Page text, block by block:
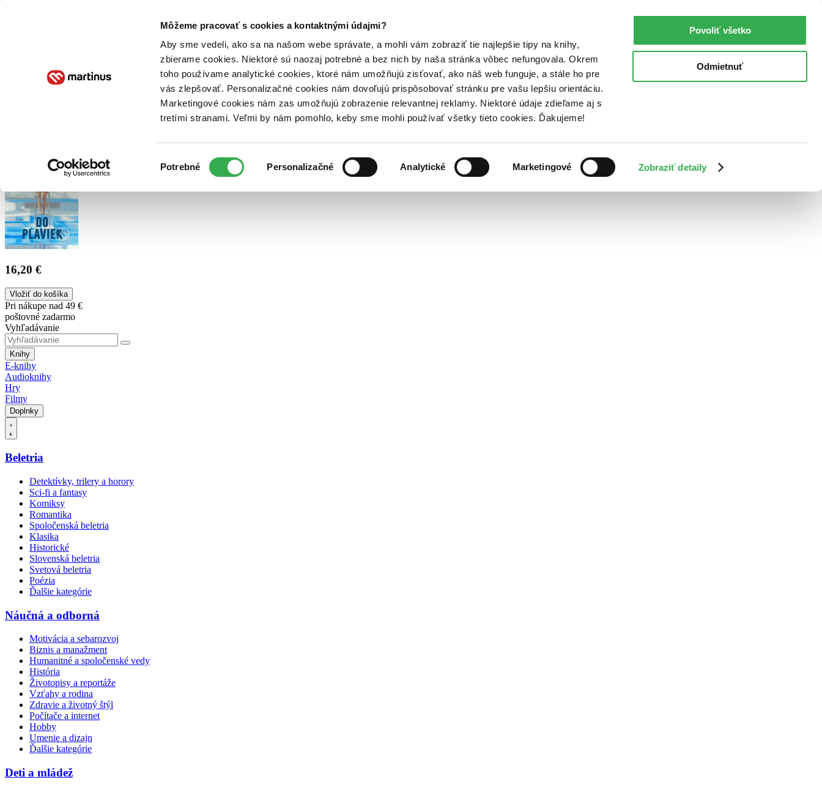
Môžeme pracovať s cookies a kontaktnými údajmi?
Aby sme vedeli, ako sa na našom webe správate, a mohli vám zobraziť tie najlepšie tipy na knihy,
zbierame cookies. Niektoré sú naozaj potrebné a bez nich by naša stránka vôbec nefungovala. Okrem
toho používame analytické cookies, ktoré nám umožňujú zisťovať, ako náš web funguje, a stále ho pre
vás zlepšovať. Personalizačné cookies nám dovoľujú prispôsobovať stránku pre vašu lepšiu orientáciu.
Marketingové cookies nám zas umožňujú zobrazenie relevantnej reklamy. Niektoré údaje zdieľame aj s
tretími stranami. Veľmi by nám pomohlo, keby sme mohli používať všetky tieto cookies. Ďakujeme!
súhlasu
Potrebné Personalizačné Analytické Marketingové Zobraziť detaily
Povoliť všetko
Odmietnuť
Poukážky Kontakt
16,20 €
Vložiť do košíka
Pri nákupe nad 49 €
poštovné zadarmo
Vyhľadávanie
Knihy
E-knihy
Audioknihy
Hry
Filmy
Doplnky
Beletria
Detektívky, trilery a horory
Sci-fi a fantasy
Komiksy
Romantika
Spoločenská beletria
Klasika
Historické
Slovenská beletria
Svetová beletria
Poézia
Ďalšie kategórie
Náučná a odborná
Motivácia a sebarozvoj
Biznis a manažment
Humanitné a spoločenské vedy
História
Životopisy a reportáže
Vzťahy a rodina
Zdravie a životný štýl
Počítače a internet
Hobby
Umenie a dizajn
Ďalšie kategórie
Deti a mládež